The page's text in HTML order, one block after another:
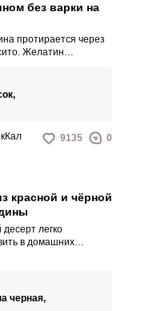
без варки на
протирается через
Желатин
и варится пару
9135 0
красной и чёрной
легко
в домашних
или творог.
черная,